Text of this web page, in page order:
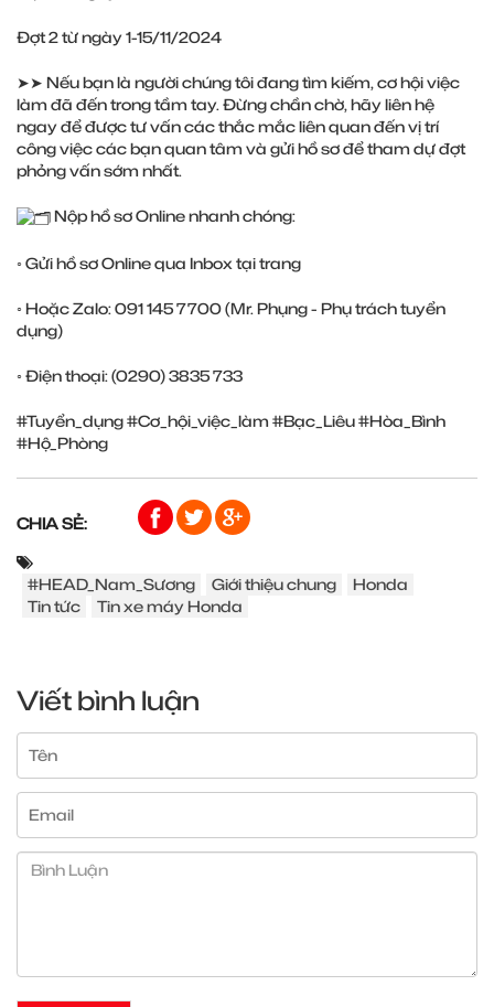
Đợt 2 từ ngày 1-15/11/2024
➤➤ Nếu bạn là người chúng tôi đang tìm kiếm, cơ hội việc
làm đã đến trong tầm tay. Đừng chần chờ, hãy liên hệ
ngay để được tư vấn các thắc mắc liên quan đến vị trí
công việc các bạn quan tâm và gửi hồ sơ để tham dự đợt
phỏng vấn sớm nhất.
Nộp hồ sơ Online nhanh chóng:
◦ Gửi hồ sơ Online qua Inbox tại trang
◦ Hoặc Zalo: 091 145 7700 (Mr. Phụng - Phụ trách tuyển
dụng)
◦ Điện thoại: (0290) 3835 733
#Tuyển_dụng#Cơ_hội_việc_làm #Bạc_Liêu#Hòa_Bình
#Hộ_Phòng
CHIA SẺ:
#HEAD_Nam_Sương Giới thiệu chung
Honda
Tin tức
Tin xe máy Honda
Viết bình luận